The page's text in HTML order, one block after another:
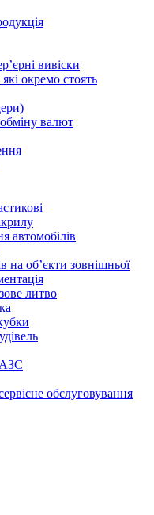
вивіски
окремо стоять
валют
автомобілів
на об’єкти зовнішньої
литво
обслуговування